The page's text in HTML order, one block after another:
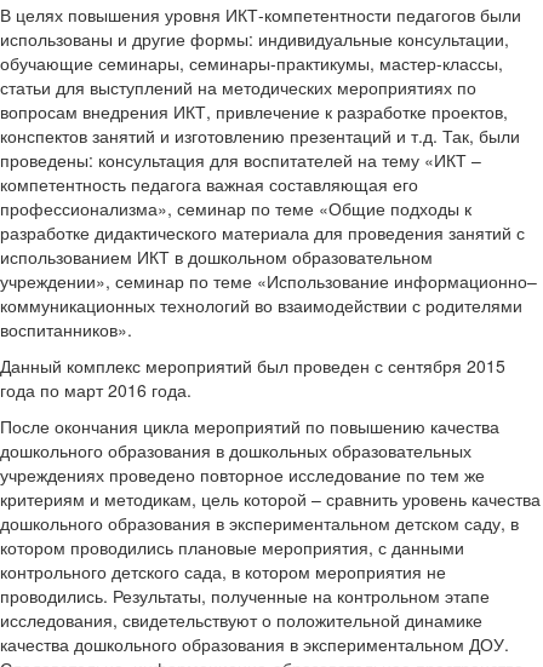
В целях повышения уровня ИКТ-компетентности педагогов были
использованы и другие формы: индивидуальные консультации,
обучающие семинары, семинары-практикумы, мастер-классы,
статьи для выступлений на методических мероприятиях по
вопросам внедрения ИКТ, привлечение к разработке проектов,
конспектов занятий и изготовлению презентаций и т.д. Так, были
проведены: консультация для воспитателей на тему «ИКТ –
компетентность педагога важная составляющая его
профессионализма», семинар по теме «Общие подходы к
разработке дидактического материала для проведения занятий с
использованием ИКТ в дошкольном образовательном
учреждении», семинар по теме «Использование информационно–
коммуникационных технологий во взаимодействии с родителями
воспитанников».
Данный комплекс мероприятий был проведен с сентября 2015
года по март 2016 года.
После окончания цикла мероприятий по повышению качества
дошкольного образования в дошкольных образовательных
учреждениях проведено повторное исследование по тем же
критериям и методикам, цель которой – сравнить уровень качества
дошкольного образования в экспериментальном детском саду, в
котором проводились плановые мероприятия, с данными
контрольного детского сада, в котором мероприятия не
проводились. Результаты, полученные на контрольном этапе
исследования, свидетельствуют о положительной динамике
качества дошкольного образования в экспериментальном ДОУ.